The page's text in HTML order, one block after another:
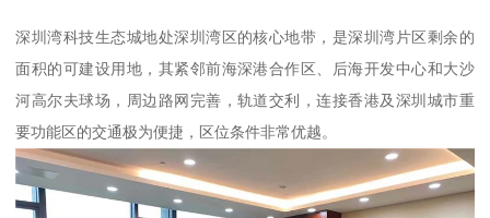
深圳湾科技生态城地处深圳湾区的核心地带，是深圳湾片区剩余的
面积的可建设用地，其紧邻前海深港合作区、后海开发中心和大沙
河高尔夫球场，周边路网完善，轨道交利，连接香港及深圳城市重
要功能区的交通极为便捷，区位条件非常优越。